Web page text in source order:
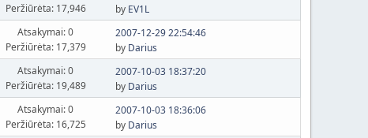
Peržiūrėta: 17,946
by EV1L
Atsakymai: 0
Peržiūrėta: 17,379
2007-12-29 22:54:46
by Darius
Atsakymai: 0
Peržiūrėta: 19,489
2007-10-03 18:37:20
by Darius
Atsakymai: 0
Peržiūrėta: 16,725
2007-10-03 18:36:06
by Darius